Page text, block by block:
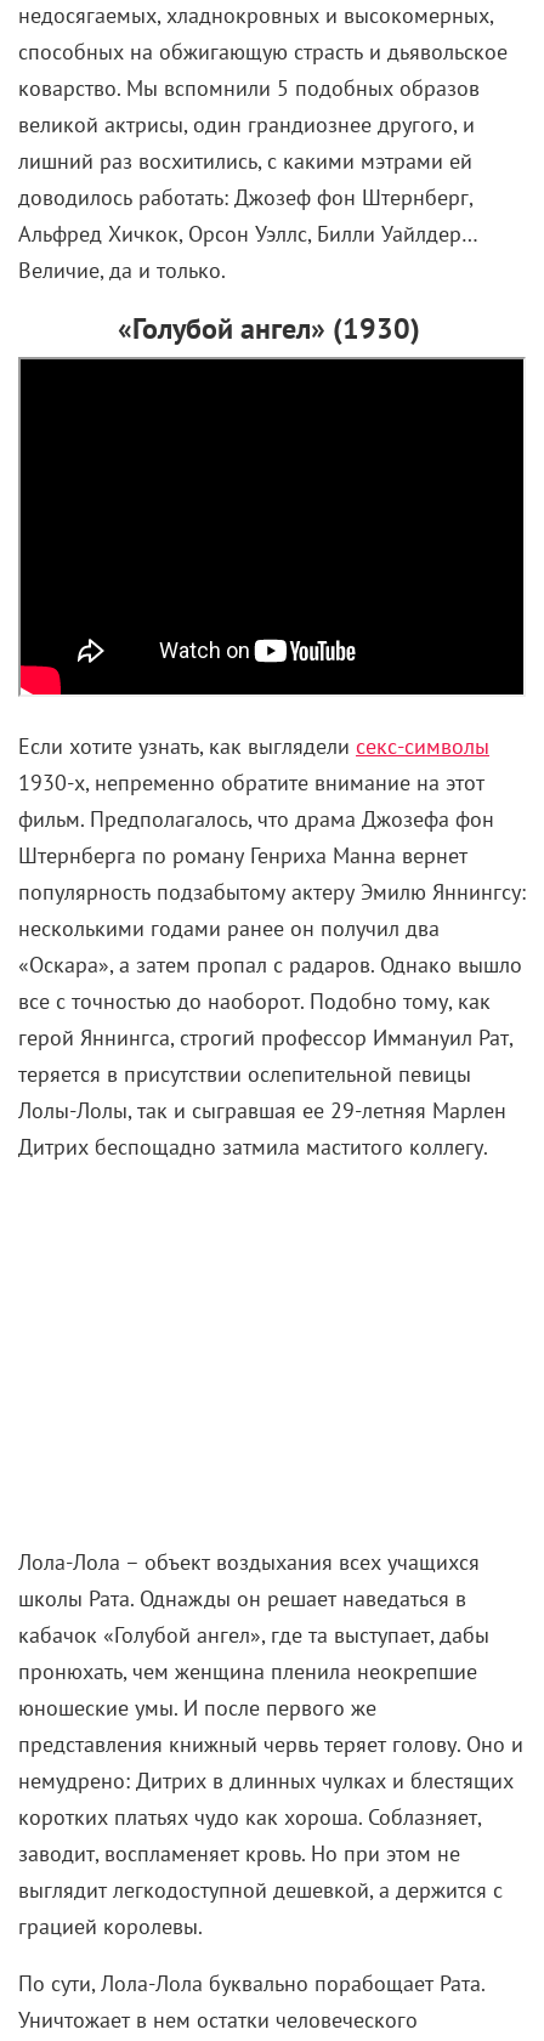
недосягаемых, хладнокровных и высокомерных,
способных на обжигающую страсть и дьявольское
коварство. Мы вспомнили 5 подобных образов
великой актрисы, один грандиознее другого, и
лишний раз восхитились, с какими мэтрами ей
доводилось работать: Джозеф фон Штернберг,
Альфред Хичкок, Орсон Уэллс, Билли Уайлдер…
Величие, да и только.
«Голубой ангел» (1930)
Если хотите узнать, как выглядели секс-символы
1930-х, непременно обратите внимание на этот
фильм. Предполагалось, что драма Джозефа фон
Штернберга по роману Генриха Манна вернет
популярность подзабытому актеру Эмилю Яннингсу:
несколькими годами ранее он получил два
«Оскара», а затем пропал с радаров. Однако вышло
все с точностью до наоборот. Подобно тому, как
герой Яннингса, строгий профессор Иммануил Рат,
теряется в присутствии ослепительной певицы
Лолы-Лолы, так и сыгравшая ее 29-летняя Марлен
Дитрих беспощадно затмила маститого коллегу.
Лола-Лола – объект воздыхания всех учащихся
школы Рата. Однажды он решает наведаться в
кабачок «Голубой ангел», где та выступает, дабы
пронюхать, чем женщина пленила неокрепшие
юношеские умы. И после первого же
представления книжный червь теряет голову. Оно и
немудрено: Дитрих в длинных чулках и блестящих
коротких платьях чудо как хороша. Соблазняет,
заводит, воспламеняет кровь. Но при этом не
выглядит легкодоступной дешевкой, а держится с
грацией королевы.
По сути, Лола-Лола буквально порабощает Рата.
Уничтожает в нем остатки человеческого